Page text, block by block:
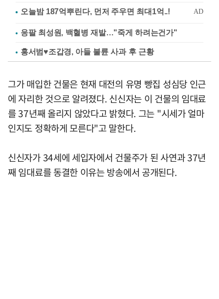
응팔 최성원, 백혈병 재발…"죽게 하려는건가"
홍서범♥조갑경, 아들 불륜 사과 후 근황
그가 매입한 건물은 현재 대전의 유명 빵집 성심당 인근
에 자리한 것으로 알려졌다. 신신자는 이 건물의 임대료
를 37년째 올리지 않았다고 밝혔다. 그는 "시세가 얼마
인지도 정확하게 모른다"고 말한다.
신신자가 34세에 세입자에서 건물주가 된 사연과 37년
째 임대료를 동결한 이유는 방송에서 공개된다.